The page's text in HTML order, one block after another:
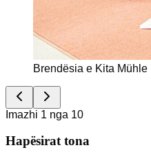
Brendësia e Kita Mühle
Imazhi 1 nga 10
Hapësirat tona